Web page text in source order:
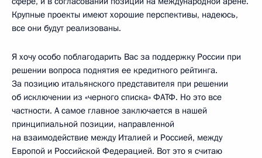
Крупные проекты имеют хорошие перспективы, надеюсь,
все они будут реализованы.
Я хочу особо поблагодарить Вас за поддержку России при
решении вопроса поднятия ее кредитного рейтинга.
За позицию итальянского представителя при решении
об исключении из «черного списка» ФАТФ. Но это все
частности. А самое главное заключается в нашей
принципиальной позиции, направленной
на взаимодействие между Италией и Россией, между
Европой и Российской Федерацией. Вот это я считаю